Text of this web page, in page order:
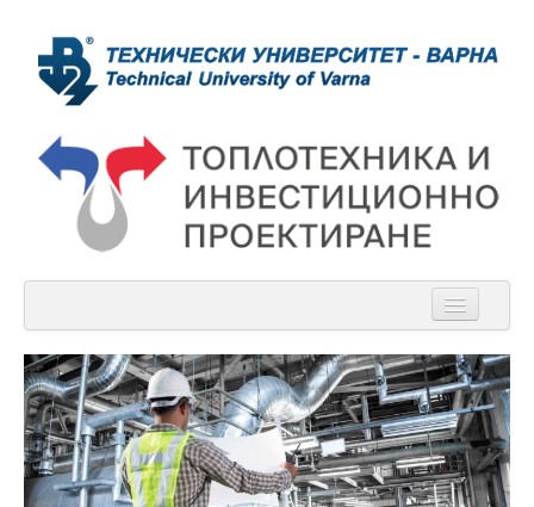
Начало
За нас
Новини
Учебна дейност